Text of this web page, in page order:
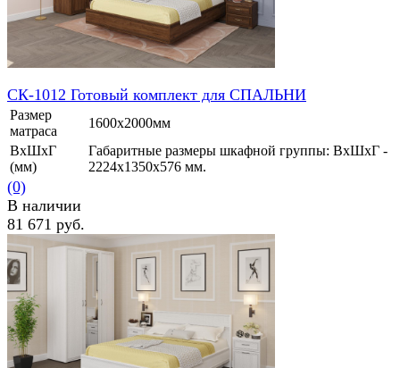
избранное сравнить
СК-1012 Готовый комплект для СПАЛЬНИ
Размер
матраса
1600х2000мм
ВхШхГ
(мм)
Габаритные размеры шкафной группы: ВхШхГ -
2224х1350х576 мм.
(0)
В наличии
81 671 руб.